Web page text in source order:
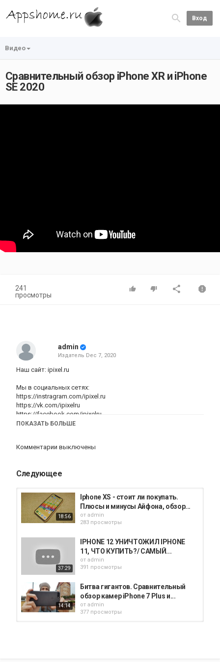
Вход
Видео
Сравнительный обзор iPhone XR и iPhone
SE 2020
241
просмотры
admin
Издатель Dec 7, 2020
Наш сайт: ipixel.ru
Мы в социальных сетях:
https://instragram.com/ipixel.ru
https://vk.com/ipixelru
https://facebook.com/ipixelru
iphone
ПОКАЗАТЬ БОЛЬШЕ
Комментарии выключены
Следующее
18:56
Iphone XS - стоит ли покупать.
Плюсы и минусы Айфона, обзор...
от admin
283 просмотры
37:29
IPHONE 12 УНИЧТОЖИЛ IPHONE
11, ЧТО КУПИТЬ?/ САМЫЙ...
от admin
391 просмотры
14:14
Битва гигантов. Сравнительный
обзор камер iPhone 7 Plus и...
от admin
377 просмотры